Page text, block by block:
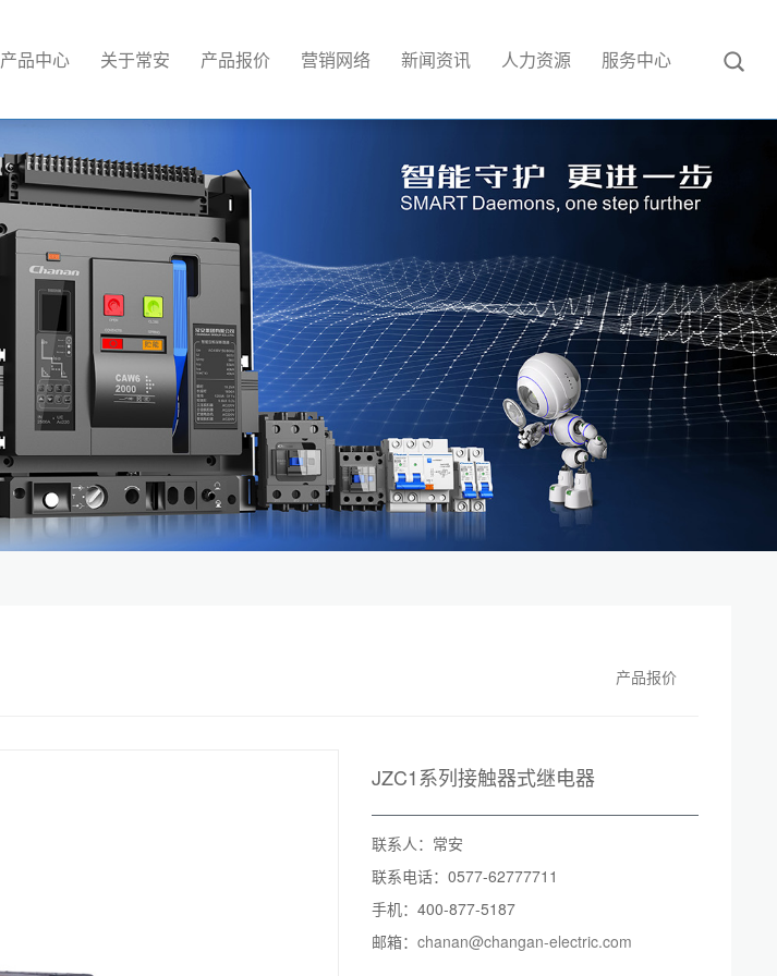
产品中心 关于常安 产品报价 营销网络 新闻资讯 人力资源 服务中心
产品报价
JZC1系列接触器式继电器
联系人：常安
联系电话：0577-62777711
手机：400-877-5187
邮箱： chanan@changan-electric.com